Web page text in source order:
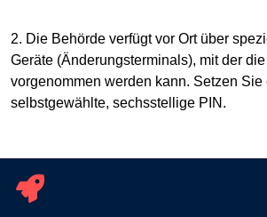
2. Die Behörde verfügt vor Ort über
Geräte (Änderungsterminals), mit der
vorgenommen werden kann. Setzen Sie
selbstgewählte, sechsstellige PIN.